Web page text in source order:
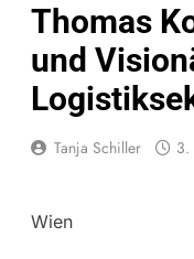
Thomas
und
Tanja Schiller 3.
Wien